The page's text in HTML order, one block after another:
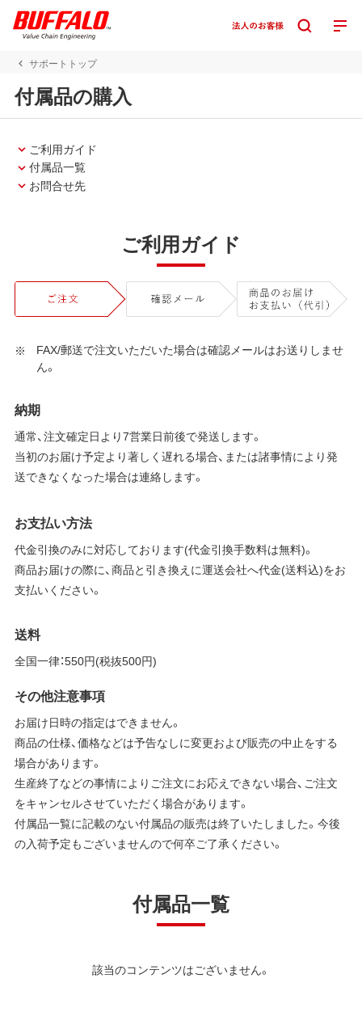
サポートトップ
付属品の購入
ご利用ガイド
付属品一覧
お問合せ先
ご利用ガイド
FAX/郵送で注文いただいた場合は確認メールはお送りしませ
ん。
納期
通常、注文確定日より7営業日前後で発送します。
当初のお届け予定より著しく遅れる場合、または諸事情により発
送できなくなった場合は連絡します。
お支払い方法
代金引換のみに対応しております(代金引換手数料は無料)。
商品お届けの際に、商品と引き換えに運送会社へ代金(送料込)をお
支払いください。
送料
全国一律：550円(税抜500円)
その他注意事項
お届け日時の指定はできません。
商品の仕様、価格などは予告なしに変更および販売の中止をする
場合があります。
生産終了などの事情によりご注文にお応えできない場合、ご注文
をキャンセルさせていただく場合があります。
付属品一覧に記載のない付属品の販売は終了いたしました。今後
の入荷予定もございませんので何卒ご了承ください。
付属品一覧
該当のコンテンツはございません。